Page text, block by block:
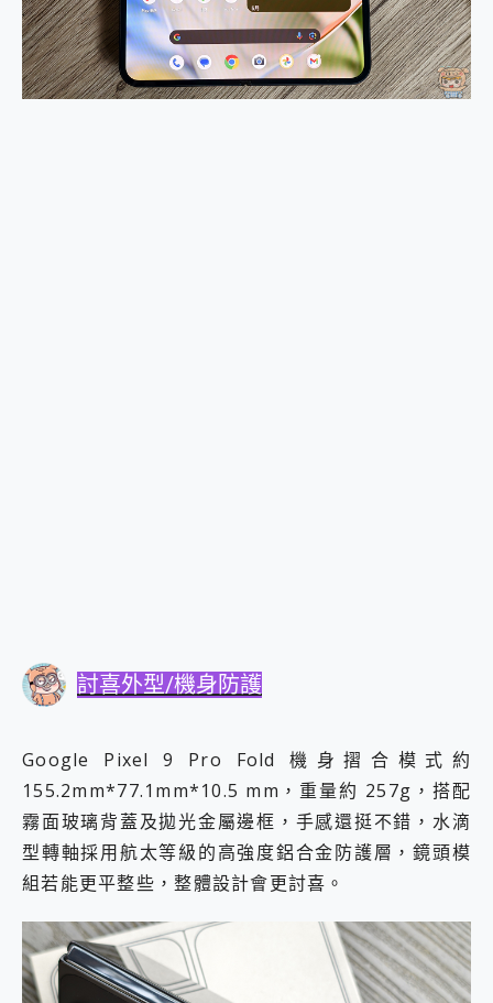
討喜外型/機身防護
Google Pixel 9 Pro Fold 機身摺合模式約
155.2mm*77.1mm*10.5 mm，重量約 257g，搭配
霧面玻璃背蓋及拋光金屬邊框，手感還挺不錯，水滴
型轉軸採用航太等級的高強度鋁合金防護層，鏡頭模
組若能更平整些，整體設計會更討喜。